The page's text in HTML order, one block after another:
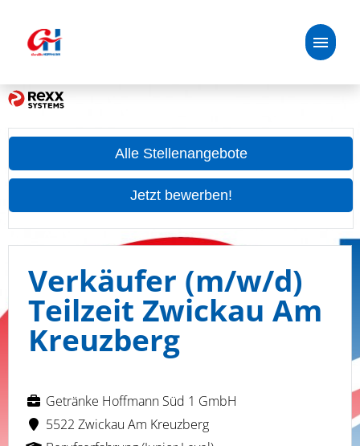
Deutsch
Stellenangebote
Unsere Benefits
Über uns
Oetker-Gruppe
Alle Stellenangebote
Jetzt bewerben!
Verkäufer (m/w/d)
Teilzeit Zwickau Am
Kreuzberg
Getränke Hoffmann Süd 1 GmbH
5522 Zwickau Am Kreuzberg